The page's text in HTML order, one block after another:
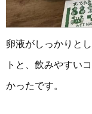
卵液がしっかりと
トと、飲みやすい
かったです。